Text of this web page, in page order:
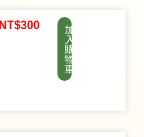
NT$300 加
入
購
物
車